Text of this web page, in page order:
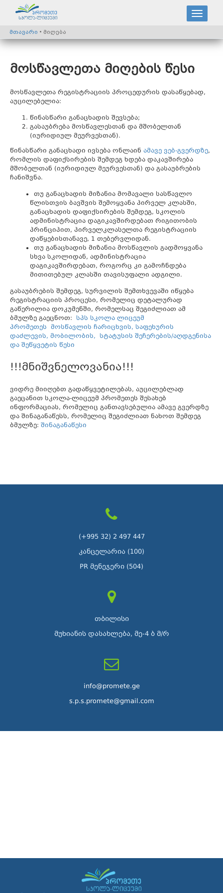
მთავარი • მიღება
მოსწავლეთა მიღების წესი
მოსწავლეთა რეგისტრაციის პროცედურის დასაწყებად,
აუცილებელია:
წინასწარი განაცხადის შევსება;
გასაუბრება მოსწავლესთან და მშობელთან
(იურიდიულ მეურვესთან).
წინასწარი განაცხადი ივსება ონლაინ ამავე ვებ-გვერდზე,
რომლის დაფიქსირების შემდეგ ხდება დაკავშირება
მშობელთან (იურიდიულ მეურვესთან) და გასაუბრების
ჩანიშვნა.
თუ განაცხადის მიზანია მომავალი სასწავლო
წლისთვის ბავშვის შემოყვანა პირველ კლასში,
განაცხადის დაფიქსირების შემდეგ, სკოლის
ადმინისტრაცია დაგიკავშირდებათ რიგითობის
პრინციპით, პირველკლასელთა რეგისტრაციის
დაწყებისთანავე, 1 თებერვლიდან.
თუ განაცხადის მიზანია მოსწავლის გადმოყვანა
სხვა სკოლიდან, ადმინისტრაცია
დაგიკავშირდებათ, როგორც კი გამოჩნდება
მითითებულ კლასში თავისუფალი ადგილი.
გასაუბრების შემდეგ, სურვილის შემთხვევაში იწყება
რეგისტრაციის პროცესი, რომელიც დეტალურად
გაწერილია დოკუმენში, რომელსაც შეგიძლიათ ამ
ბმულზე გაეცნოთ: სპს სკოლა ლიცეუმ
პრომეთეს მოსწავლის ჩარიცხვის, საფეხურის
დაძლევის, მობილობის, სტატუსის შეჩერების/აღდგენისა
და შეწყვეტის წესი
!!!მნიშვნელოვანია!!!
ვიდრე მიიღებთ გადაწყვეტილებას, აუცილებლად
გაეცანით სკოლა-ლიცეუმ პრომეთეს შესახებ
ინფორმაციას, რომელიც განთავსებულია ამავე გვერდზე
და შინაგანაწესს, რომელიც შეგიძლიათ ნახოთ შემდეგ
ბმულზე: შინაგანაწესი
(+995 32) 2 497 447
კანცელარია (100)
PR მენეჯერი (504)
თბილისი
მუხიანის დასახლება, მე-4 ბ მ/რ
info@promete.ge
s.p.s.promete@gmail.com